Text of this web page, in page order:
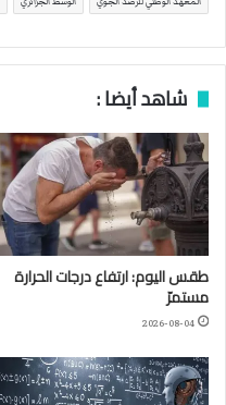
شاهد أيضا :
طقس اليوم: ارتفاع درجات الحرارة
مستمرّ
2026-08-04